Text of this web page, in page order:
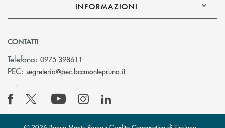
INFORMAZIONI
CONTATTI
Telefono: 0975 398611
PEC: segreteria@pec.bccmontepruno.it(si apre l’app di posta